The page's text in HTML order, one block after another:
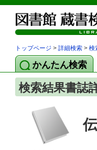
トップページ > 詳細検索 > 検
かんたん検索
検索結果書誌